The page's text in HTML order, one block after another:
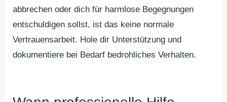
abbrechen oder dich für harmlose Begegnungen
entschuldigen sollst, ist das keine normale
Vertrauensarbeit. Hole dir Unterstützung und
dokumentiere bei Bedarf bedrohliches Verhalten.